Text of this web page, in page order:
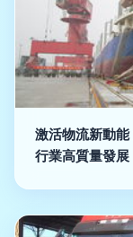
激活物流新動
行業高質量發展